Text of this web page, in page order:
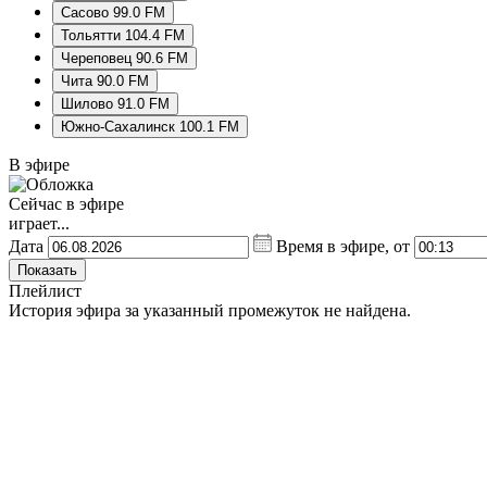
Сасово 99.0 FM
Тольятти 104.4 FM
Череповец 90.6 FM
Чита 90.0 FM
Шилово 91.0 FM
Южно-Сахалинск 100.1 FM
В эфире
Сейчас в эфире
играет...
Дата
Время в эфире, от
Показать
Плейлист
История эфира за указанный промежуток не найдена.